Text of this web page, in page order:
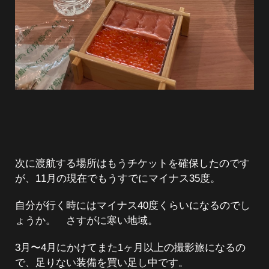
次に渡航する場所はもうチケットを確保したのです
が、11月の現在でもうすでにマイナス35度。
自分が行く時にはマイナス40度くらいになるのでし
ょうか。 さすがに寒い地域。
3月〜4月にかけてまた1ヶ月以上の撮影旅になるの
で、足りない装備を買い足し中です。